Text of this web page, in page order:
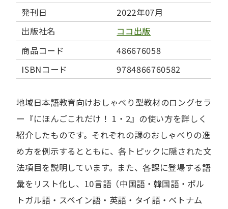
発刊日
2022年07月
出版社名
ココ出版
商品コード
486676058
ISBNコード
9784866760582
地域日本語教育向けおしゃべり型教材のロングセラ
ー『にほんごこれだけ！ 1・2』の使い方を詳しく
紹介したものです。それぞれの課のおしゃべりの進
め方を例示するとともに、各トピックに隠された文
法項目を説明しています。また、各課に登場する語
彙をリスト化し、10言語（中国語・韓国語・ポル
トガル語・スペイン語・英語・タイ語・ベトナム